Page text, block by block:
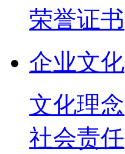
荣誉证书
企业文化
文化理念
社会责任